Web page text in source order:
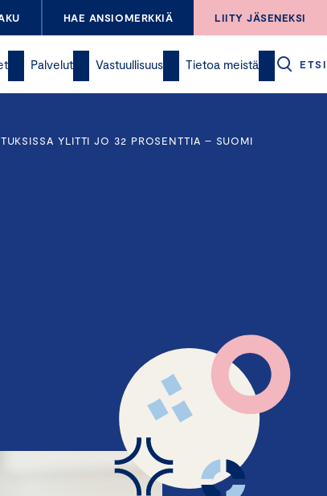
HAE ANSIOMERKKIÄ LIITY JÄSENEKSI
Palvelut Vastuullisuus Tietoa meistä ETSI
YLITTI JO 32 PROSENTTIA – SUOMI